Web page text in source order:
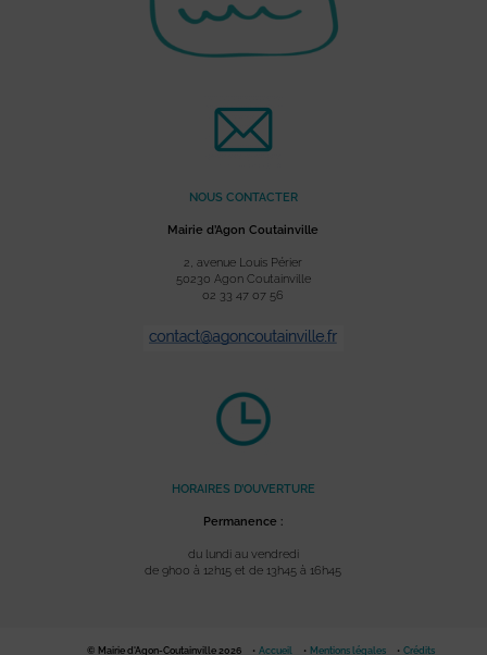
NOUS CONTACTER
Mairie d’Agon Coutainville
2, avenue Louis Périer
50230 Agon Coutainville
02 33 47 07 56
HORAIRES D’OUVERTURE
Permanence :
du lundi au vendredi
de 9h00 à 12h15 et de 13h45 à 16h45
© Mairie d'Agon-Coutainville 2026 Accueil Mentions légales Crédits